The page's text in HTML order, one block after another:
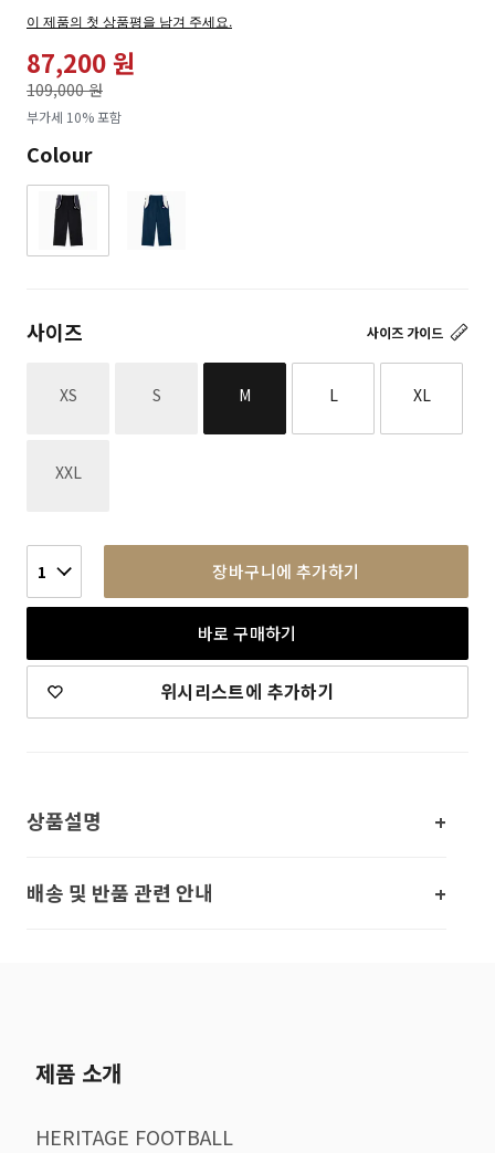
이 제품의 첫 상품평을 남겨 주세요.
87,200 원
109,000 원
로
부가세 10% 포함
Colour
사이즈 가이드
사이즈
XS재고없음 S재고없음 M L XL
XXL
1 장바구니에 추가하기
바로 구매하기
위시리스트에 추가하기
상품설명
배송 및 반품 관련 안내
제품 소개
HERITAGE FOOTBALL